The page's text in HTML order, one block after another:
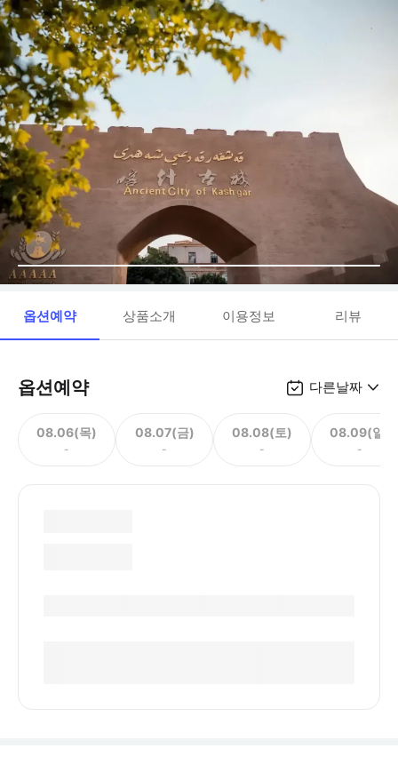
옵션예약 상품소개 이용정보 리뷰
옵션예약 다른날짜
08.06(목)
-
08.07(금)
-
08.08(토)
-
08.09(일)
-